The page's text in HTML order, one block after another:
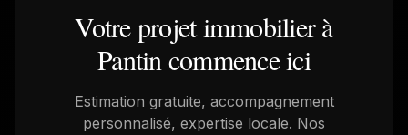
Votre projet immobilier à
Pantincommence ici
Estimation gratuite, accompagnement
personnalisé, expertise locale. Nos